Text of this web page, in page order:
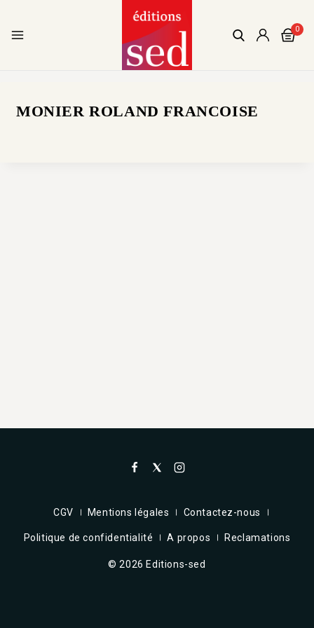
0
MONIER ROLAND FRANCOISE
CGV Mentions légales Contactez-nous
Politique de confidentialité A propos Reclamations
© 2026 Editions-sed